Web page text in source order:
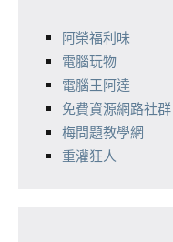
阿榮福利味
電腦玩物
電腦王阿達
免費資源網路社群
梅問題教學網
重灌狂人